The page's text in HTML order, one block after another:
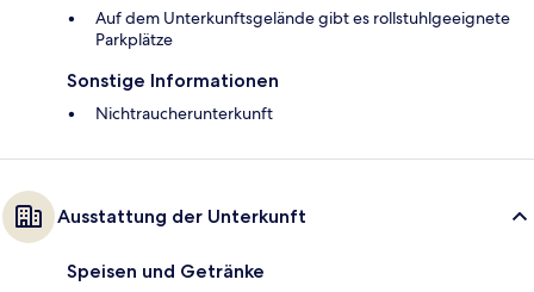
Auf dem Unterkunftsgelände gibt es rollstuhlgeeignete
Parkplätze
Sonstige Informationen
Nichtraucherunterkunft
Ausstattung der Unterkunft
Speisen und Getränke